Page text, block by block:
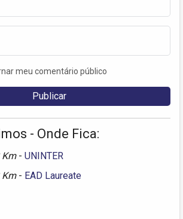
meu comentário público
- Onde Fica:
Km - UNINTER
Km - EAD Laureate